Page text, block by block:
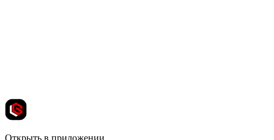
Открыть в приложении